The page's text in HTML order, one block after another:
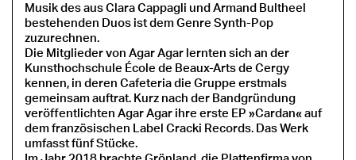
Musik des aus Clara Cappagli und Armand Bultheel
bestehenden Duos ist dem Genre Synth-Pop
zuzurechnen.
Die Mitglieder von Agar Agar lernten sich an der
Kunsthochschule École de Beaux-Arts de Cergy
kennen, in deren Cafeteria die Gruppe erstmals
gemeinsam auftrat. Kurz nach der Bandgründung
veröffentlichten Agar Agar ihre erste EP »Cardan« auf
dem französischen Label Cracki Records. Das Werk
umfasst fünf Stücke.